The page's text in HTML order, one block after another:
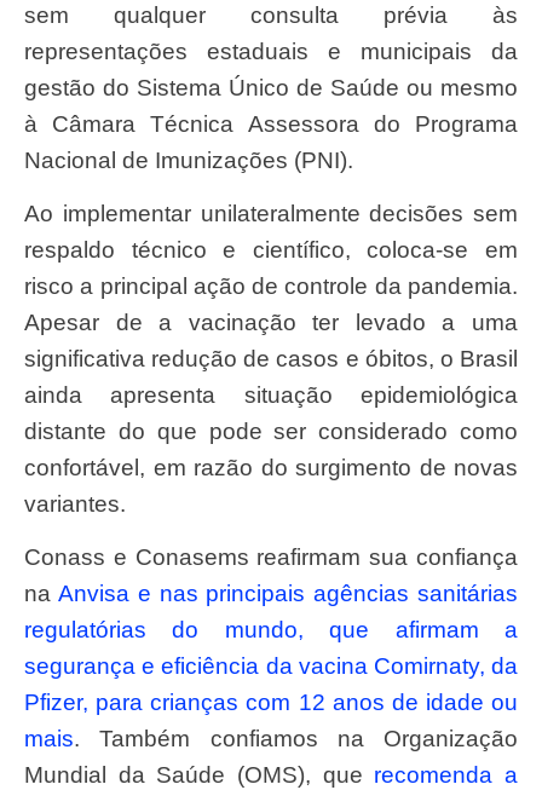
sem qualquer consulta prévia às
representações estaduais e municipais da
gestão do Sistema Único de Saúde ou mesmo
à Câmara Técnica Assessora do Programa
Nacional de Imunizações (PNI).
Ao implementar unilateralmente decisões sem
respaldo técnico e científico, coloca-se em
risco a principal ação de controle da pandemia.
Apesar de a vacinação ter levado a uma
significativa redução de casos e óbitos, o Brasil
ainda apresenta situação epidemiológica
distante do que pode ser considerado como
confortável, em razão do surgimento de novas
variantes.
Conass e Conasems reafirmam sua confiança
na Anvisa e nas principais agências sanitárias
regulatórias do mundo, que afirmam a
segurança e eficiência da vacina Comirnaty, da
Pfizer, para crianças com 12 anos de idade ou
mais. Também confiamos na Organização
Mundial da Saúde (OMS), que recomenda a